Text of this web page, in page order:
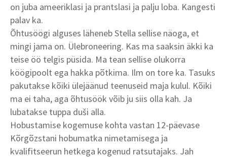
on juba ameeriklasi ja prantslasi ja palju loba. Kangesti
palav ka.
Õhtusöögi alguses läheneb Stella sellise näoga, et
mingi jama on. Ülebroneering. Kas ma saaksin äkki ka
teise öö telgis püsida. Ma tean sellise olukorra
köögipoolt ega hakka põtkima. Ilm on tore ka. Tasuks
pakutakse kõiki ülejäänud teenuseid maja kulul. Kõiki
ma ei taha, aga õhtusöök võib ju siis olla kah. Ja
lubatakse tuppa duši alla.
Hobustamise kogemuse kohta vastan 12-päevase
Kõrgõzstani hobumatka nimetamisega ja
kvalifitseerun hetkega kogenud ratsutajaks. Jah